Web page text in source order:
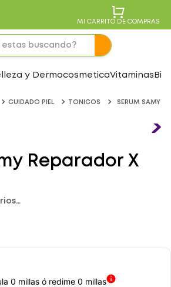
MI CARRITO DE COMPRAS
y DermocosmeticaVitaminas
CUIDADO PIEL TONICOS
SERUM SAMY
Reparador X
0 millas ó redime 0 millas